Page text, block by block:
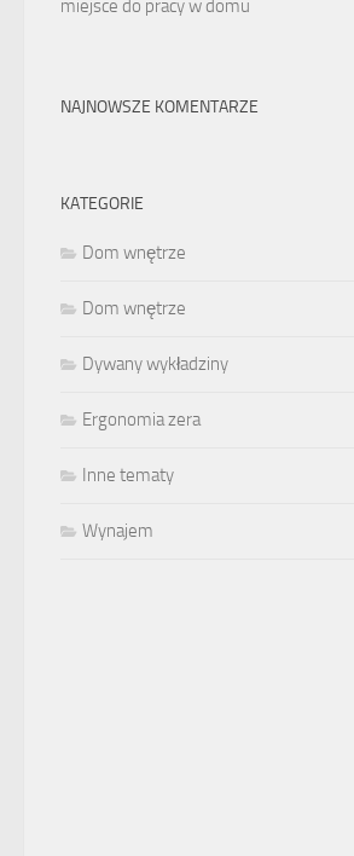
miejsce do pracy w domu
NAJNOWSZE KOMENTARZE
KATEGORIE
Dom wnętrze
Dom wnętrze
Dywany wykładziny
Ergonomia zera
Inne tematy
Wynajem